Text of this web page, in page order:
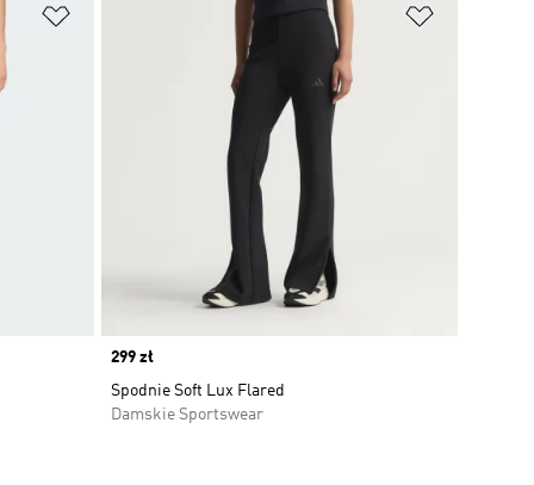
Dodaj do listy życzeń
Price
299 zł
Spodnie Soft Lux Flared
Damskie Sportswear